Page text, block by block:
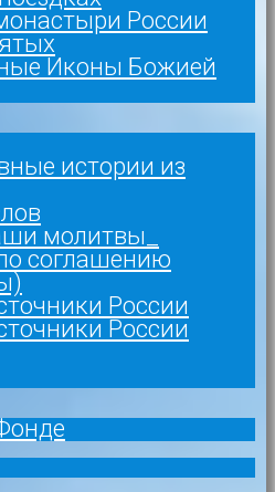
России
Иконы Божией
истории из
молитвы_
соглашению
России
России